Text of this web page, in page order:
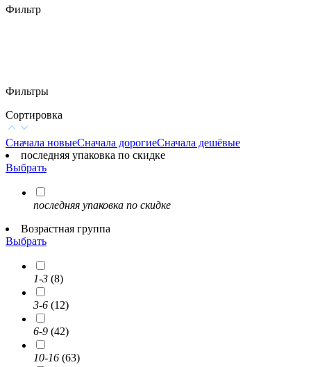
Фильтр
Фильтры
Сортировка
Сначала новыеСначала дорогиеСначала дешёвые
последняя упаковка по скидке
Выбрать
последняя упаковка по скидке
Возрастная группа
Выбрать
1-3 (8)
3-6 (12)
6-9 (42)
10-16 (63)